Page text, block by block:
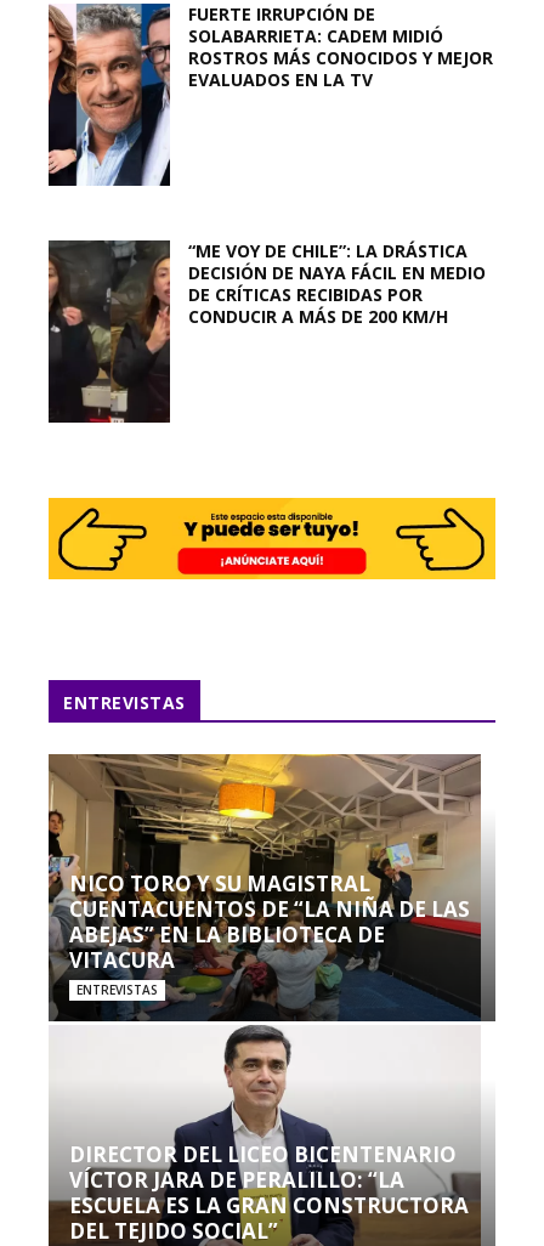
FUERTE IRRUPCIÓN DE
SOLABARRIETA: CADEM MIDIÓ
ROSTROS MÁS CONOCIDOS Y MEJOR
EVALUADOS EN LA TV
“ME VOY DE CHILE”: LA DRÁSTICA
DECISIÓN DE NAYA FÁCIL EN MEDIO
DE CRÍTICAS RECIBIDAS POR
CONDUCIR A MÁS DE 200 KM/H
ENTREVISTAS
NICO TORO Y SU MAGISTRAL
CUENTACUENTOS DE “LA NIÑA DE LAS
ABEJAS” EN LA BIBLIOTECA DE
VITACURA
ENTREVISTAS
DIRECTOR DEL LICEO BICENTENARIO
VÍCTOR JARA DE PERALILLO: “LA
ESCUELA ES LA GRAN CONSTRUCTORA
DEL TEJIDO SOCIAL”